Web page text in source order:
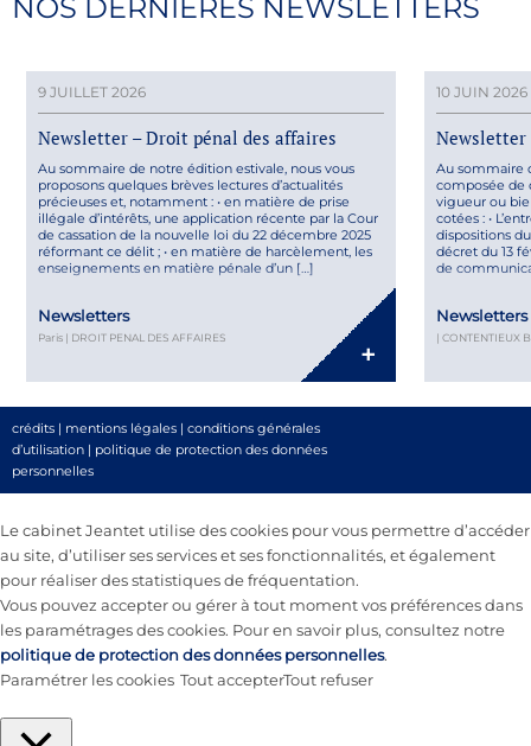
NOS DERNIÈRES NEWSLETTERS
9 JUILLET 2026
Newsletter – Droit pénal des affaires
Au sommaire de notre édition estivale, nous vous
proposons quelques brèves lectures d’actualités
précieuses et, notamment : • en matière de prise
illégale d’intérêts, une application récente par la Cour
de cassation de la nouvelle loi du 22 décembre 2025
réformant ce délit ; • en matière de harcèlement, les
enseignements en matière pénale d’un […]
Newsletters
Paris | DROIT PENAL DES AFFAIRES
+
10 JUIN 2026
Newsletter
Au sommaire
composée de
vigueur ou
cotées : •
dispositions
décret du 13
de
Newsletters
| CONTENTIEUX
crédits | mentions légales | conditions générales
d’utilisation | politique de protection des données
personnelles
Le cabinet Jeantet utilise des cookies pour vous permettre d’accéder
au site, d’utiliser ses services et ses fonctionnalités, et également
pour réaliser des statistiques de fréquentation.
Vous pouvez accepter ou gérer à tout moment vos préférences dans
les paramétrages des cookies. Pour en savoir plus, consultez notre
politique de protection des données personnelles.
Paramétrer les cookies Tout accepterTout refuser